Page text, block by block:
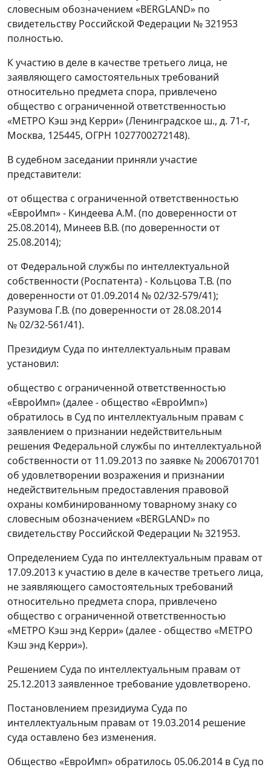
словесным обозначением «BERGLAND» по
свидетельству Российской Федерации № 321953
полностью.
К участию в деле в качестве третьего лица, не
заявляющего самостоятельных требований
относительно предмета спора, привлечено
общество с ограниченной ответственностью
«МЕТРО Кэш энд Керри» (Ленинградское ш., д. 71-г,
Москва, 125445, ОГРН 1027700272148).
В судебном заседании приняли участие
представители:
от общества с ограниченной ответственностью
«ЕвроИмп» - Киндеева А.М. (по доверенности от
25.08.2014), Минеев В.В. (по доверенности от
25.08.2014);
от Федеральной службы по интеллектуальной
собственности (Роспатента) - Кольцова Т.В. (по
доверенности от 01.09.2014 № 02/32-579/41);
Разумова Г.В. (по доверенности от 28.08.2014
№ 02/32-561/41).
Президиум Суда по интеллектуальным правам
установил:
общество с ограниченной ответственностью
«ЕвроИмп» (далее - общество «ЕвроИмп»)
обратилось в Суд по интеллектуальным правам с
заявлением о признании недействительным
решения Федеральной службы по интеллектуальной
собственности от 11.09.2013 по заявке № 2006701701
об удовлетворении возражения и признании
недействительным предоставления правовой
охраны комбинированному товарному знаку со
словесным обозначением «BERGLAND» по
свидетельству Российской Федерации № 321953.
Определением Суда по интеллектуальным правам от
17.09.2013 к участию в деле в качестве третьего лица,
не заявляющего самостоятельных требований
относительно предмета спора, привлечено
общество с ограниченной ответственностью
«МЕТРО Кэш энд Керри» (далее - общество «МЕТРО
Кэш энд Керри»).
Решением Суда по интеллектуальным правам от
25.12.2013 заявленное требование удовлетворено.
Постановлением президиума Суда по
интеллектуальным правам от 19.03.2014 решение
суда оставлено без изменения.
Общество «ЕвроИмп» обратилось 05.06.2014 в Суд по